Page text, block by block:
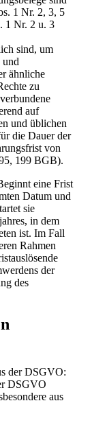
1 Nr. 2, 3, 5
1 Nr. 2 u. 3
sind, um
und
ähnliche
zu
auf
und üblichen
die Dauer der
von
199 BGB).
eine Frist
Datum und
sie
in dem
ist. Im Fall
Rahmen
der
des
der DSGVO:
DSGVO
aus